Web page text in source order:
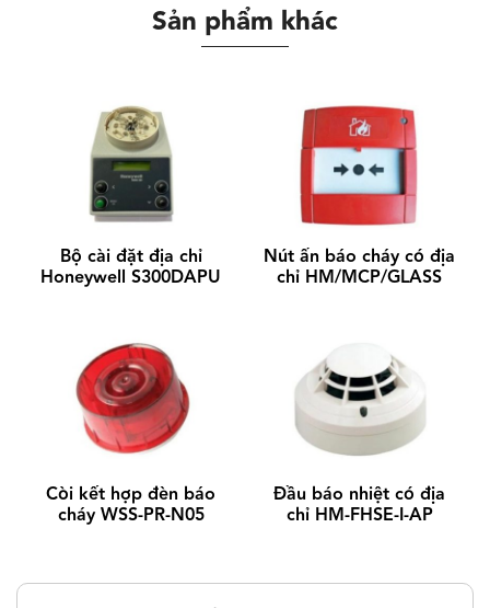
đa 2A, Tải cảnh báo Tối đa 1A
Nhiệt độ hoạt động: 0ºC – 49ºC/32ºF –
Độ ẩm hoạt động: 5% to 95% – không
ngựng tụ
Pin dự phòng: Công suất tối thiểu 2 x 12 V
2,8Ah / Công suất tối đa 2 x 12 V 7 Ah
Mạch phát hiện: 6 zone, tối đa 2mA cho
mỗi đầu báo
Sản phẩm khác
Bộ cài đặt địa chỉ
Honeywell S300DAPU
Nút ấn báo cháy có địa
chỉ HM/MCP/GLASS
Còi kết hợp đèn báo
cháy WSS-PR-N05
Đầu báo nhiệt có địa
chỉ HM-FHSE-I-AP